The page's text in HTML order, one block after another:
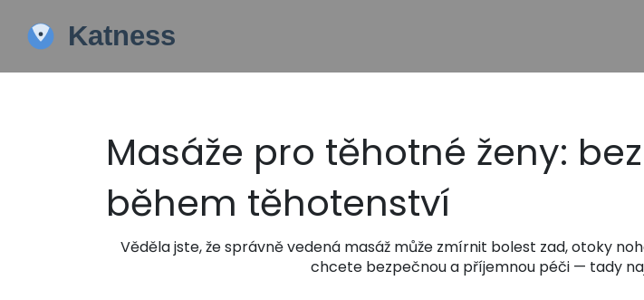
Masáže pro těhotné ženy:
během těhotenství
Věděla jste, že správně vedená masáž může zmírnit bolest zad, otoky
chcete bezpečnou a příjemnou péči — tady